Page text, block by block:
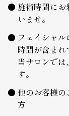
施術時間に
いませ。
フェイシャ
時間が含まれ
当サロンでは
す。
他のお客様
方